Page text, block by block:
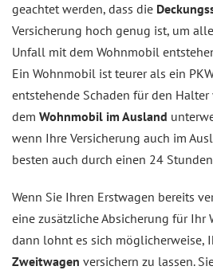
geachtet werden, dass die
Versicherung hoch genug ist, um
Unfall mit dem Wohnmobil
Ein Wohnmobil ist teurer als ein
entstehende Schaden für den
dem Wohnmobil im Ausland
wenn Ihre Versicherung auch im
besten auch durch einen 24
Wenn Sie Ihren Erstwagen bereits
eine zusätzliche Absicherung für Ihr
dann lohnt es sich möglicherweise,
Zweitwagen versichern zu lassen.